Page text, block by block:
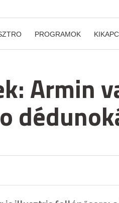
PROGRAMOK
Armin